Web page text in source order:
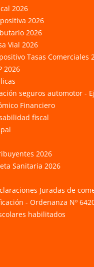
2026
2026
2026
Vial 2026
Tasas Comerciales
2026
seguros automotor -
Financiero
fiscal
2026
Sanitaria 2026
Juradas de
- Ordenanza Nº
habilitados